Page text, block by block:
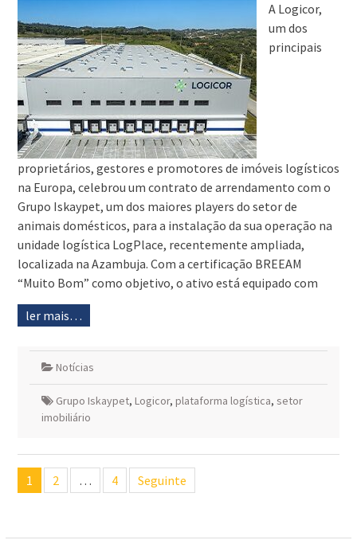
A Logicor,
um dos
principais
proprietários, gestores e promotores de imóveis logísticos
na Europa, celebrou um contrato de arrendamento com o
Grupo Iskaypet, um dos maiores players do setor de
animais domésticos, para a instalação da sua operação na
unidade logística LogPlace, recentemente ampliada,
localizada na Azambuja. Com a certificação BREEAM
“Muito Bom” como objetivo, o ativo está equipado com
ler mais…
Notícias
Grupo Iskaypet, Logicor, plataforma logística, setor
imobiliário
Navegação
de
1 2 … 4 Seguinte